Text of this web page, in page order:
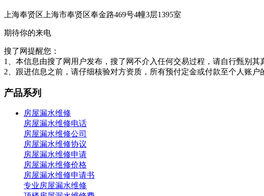
上海奉贤区上海市奉贤区奉金路469号4幢3层1395室
期待你的来电
搜了网提醒您：
1、本信息由搜了网用户发布，搜了网不介入任何交易过程，请自行甄别其
2、跟进信息之前，请仔细核验对方资质，所有预付定金或付款至个人账户
产品系列
房屋漏水维修
房屋漏水维修电话
房屋漏水维修公司
房屋漏水维修协议
房屋漏水维修申请
房屋漏水维修价格
房屋漏水维修申请书
专业房屋漏水维修